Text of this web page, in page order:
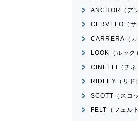
買取価格
ANCHOR（ア
CERVELO（サ
CARRERA（カ
LOOK（ルック
CINELLI（チネ
RIDLEY（リド
SCOTT（スコ
FELT（フェル